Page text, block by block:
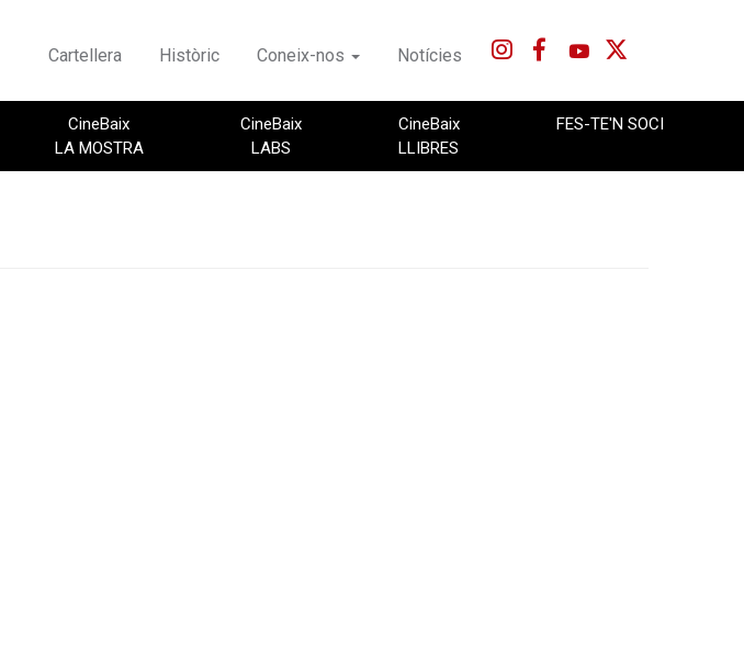
Cartellera Històric Coneix-nos Notícies
CineBaix
LA MOSTRA
CineBaix
LABS
CineBaix
LLIBRES
FES-TE'N SOCI